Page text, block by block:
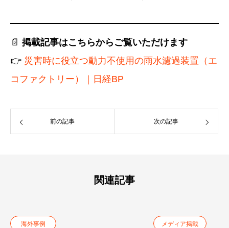
📄 掲載記事はこちらからご覧いただけます
👉 災害時に役立つ動力不使用の雨水濾過装置（エ
コファクトリー）｜日経BP
前の記事 次の記事
関連記事
海外事例 メディア掲載